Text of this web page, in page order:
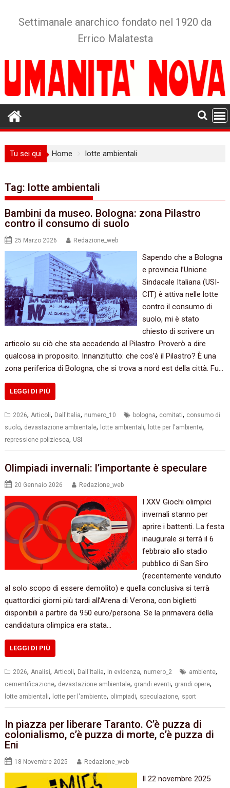
Settimanale anarchico fondato nel 1920 da
Errico Malatesta
Tu sei qui Home lotte ambientali
Tag: lotte ambientali
Bambini da museo. Bologna: zona Pilastro
contro il consumo di suolo
25 Marzo 2026 Redazione_web
Sapendo che a Bologna
e provincia l’Unione
Sindacale Italiana (USI-
CIT) è attiva nelle lotte
contro il consumo di
suolo, mi è stato
chiesto di scrivere un
articolo su ciò che sta accadendo al Pilastro. Proverò a dire
qualcosa in proposito. Innanzitutto: che cos’è il Pilastro? È una
zona periferica di Bologna, che si trova a nord est della città. Fu…
LEGGI DI PIÙ
2026,Articoli, Dall'Italia, numero_10 bologna, comitati, consumo di
suolo, devastazione ambientale, lotte ambientali, lotte per l'ambiente,
repressione poliziesca, USI
Olimpiadi invernali: l’importante è speculare
20 Gennaio 2026 Redazione_web
I XXV Giochi olimpici
invernali stanno per
aprire i battenti. La festa
inaugurale si terrà il 6
febbraio allo stadio
pubblico di San Siro
(recentemente venduto
al solo scopo di essere demolito) e quella conclusiva si terrà
quattordici giorni più tardi all’Arena di Verona, con biglietti
disponibili a partire da 950 euro/persona. Se la primavera della
candidatura olimpica era stata…
LEGGI DI PIÙ
2026, Analisi, Articoli, Dall'Italia, In evidenza, numero_2 ambiente,
cementificazione, devastazione ambientale, grandi eventi, grandi opere,
lotte ambientali, lotte per l'ambiente, olimpiadi, speculazione, sport
In piazza per liberare Taranto. C’è puzza di
colonialismo, c’è puzza di morte, c’è puzza di
Eni
18 Novembre 2025 Redazione_web
Il 22 novembre 2025